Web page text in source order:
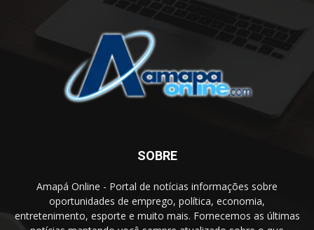
SOBRE
Amapá Online - Portal de notícias informações sobre
oportunidades de emprego, política, economia,
entretenimento, esporte e muito mais. Fornecemos as últimas